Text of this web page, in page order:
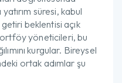
süresi, kabul
beklentisi açık
yöneticileri, bu
kurgular. Bireysel
ortak adımlar şu